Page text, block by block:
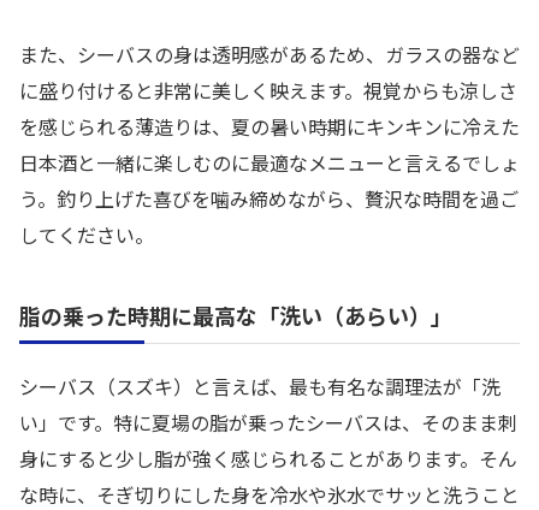
また、シーバスの身は透明感があるため、ガラスの器など
に盛り付けると非常に美しく映えます。視覚からも涼しさ
を感じられる薄造りは、夏の暑い時期にキンキンに冷えた
日本酒と一緒に楽しむのに最適なメニューと言えるでしょ
う。釣り上げた喜びを噛み締めながら、贅沢な時間を過ご
してください。
脂の乗った時期に最高な「洗い（あらい）」
シーバス（スズキ）と言えば、最も有名な調理法が「洗
い」です。特に夏場の脂が乗ったシーバスは、そのまま刺
身にすると少し脂が強く感じられることがあります。そん
な時に、そぎ切りにした身を冷水や氷水でサッと洗うこと